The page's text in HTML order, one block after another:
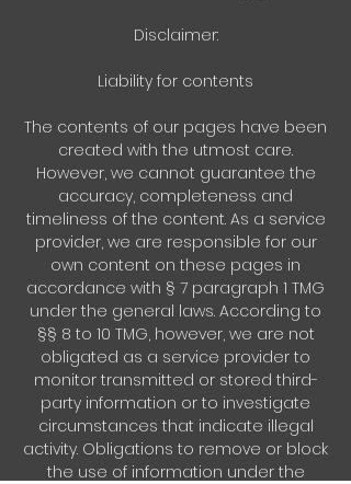
Disclaimer:
Liability for contents
The contents of our pages have been
created with the utmost care.
However, we cannot guarantee the
accuracy, completeness and
timeliness of the content. As a service
provider, we are responsible for our
own content on these pages in
accordance with § 7 paragraph 1 TMG
under the general laws. According to
§§ 8 to 10 TMG, however, we are not
obligated as a service provider to
monitor transmitted or stored third-
party information or to investigate
circumstances that indicate illegal
activity. Obligations to remove or block
the use of information under the